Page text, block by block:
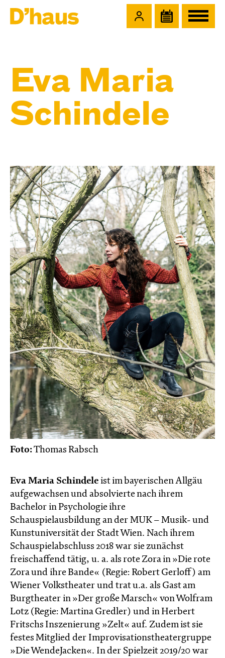
Eva Maria
Schindele
Foto:Thomas Rabsch
Eva Maria Schindele ist im bayerischen Allgäu
aufgewachsen und absolvierte nach ihrem
Bachelor in Psychologie ihre
Schauspielausbildung an der MUK – Musik- und
Kunstuniversität der Stadt Wien. Nach ihrem
Schauspielabschluss 2018 war sie zunächst
freischaffend tätig, u. a. als rote Zora in »Die rote
Zora und ihre Bande« (Regie: Robert Gerloff) am
Wiener Volkstheater und trat u.a. als Gast am
Burgtheater in »Der große Marsch« von Wolfram
Lotz (Regie: Martina Gredler) und in Herbert
Fritschs Inszenierung »Zelt« auf. Zudem ist sie
festes Mitglied der Improvisationstheatergruppe
»Die WendeJacken«. In der Spielzeit 2019/20 war